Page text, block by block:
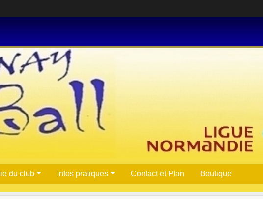
du club infos pratiques Contact et Plan Boutique